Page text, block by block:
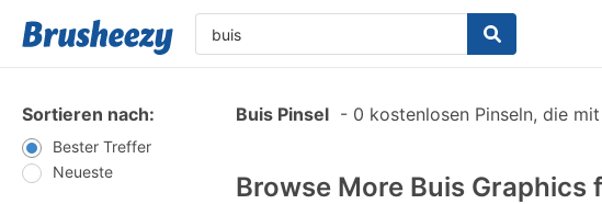
Sortieren nach:
Bester Treffer
Neueste
Buis Pinsel - 0 kostenlosen Pinseln, die mit
Browse More Buis